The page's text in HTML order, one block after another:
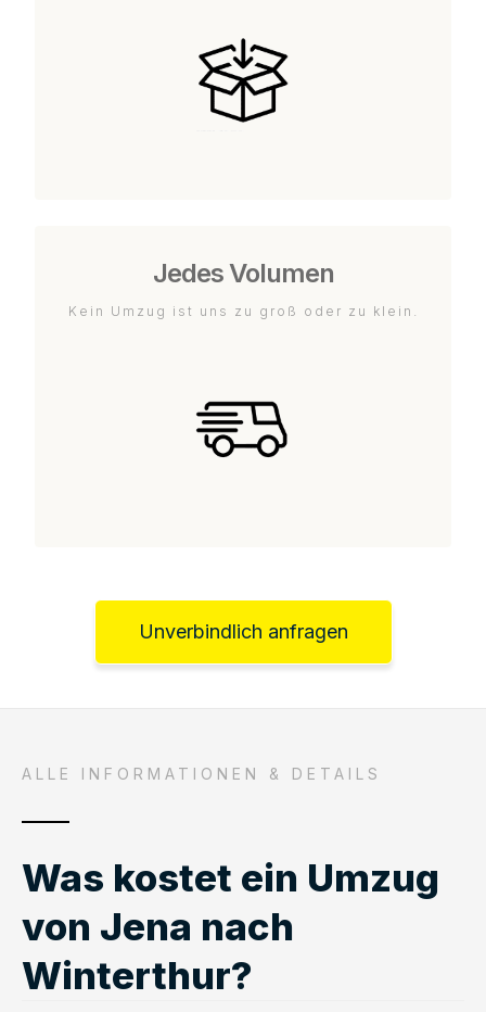
Jedes Volumen
Kein Umzug ist uns zu groß oder zu klein.
Unverbindlich anfragen
ALLE INFORMATIONEN & DETAILS
Was kostet ein Umzug
von Jena nach
Winterthur?